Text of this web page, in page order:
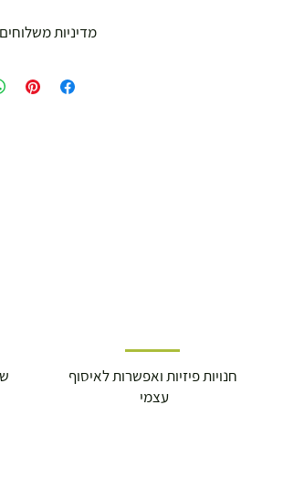
מדיניות משלוחים
תוספת התקנה
חנויות פיזיות ואפשרות לאיסוף
עצמי